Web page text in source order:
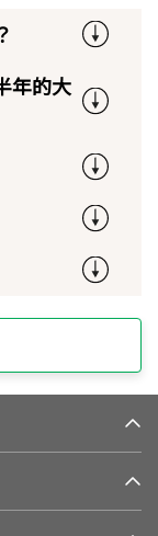
年的大